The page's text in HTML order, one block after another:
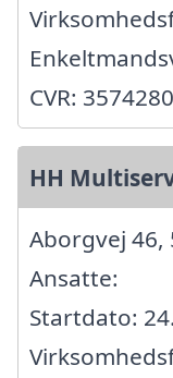
CVR:
HH
Aborgvej 46,
Ansatte:
Startdato: